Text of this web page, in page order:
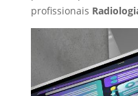
profissionais